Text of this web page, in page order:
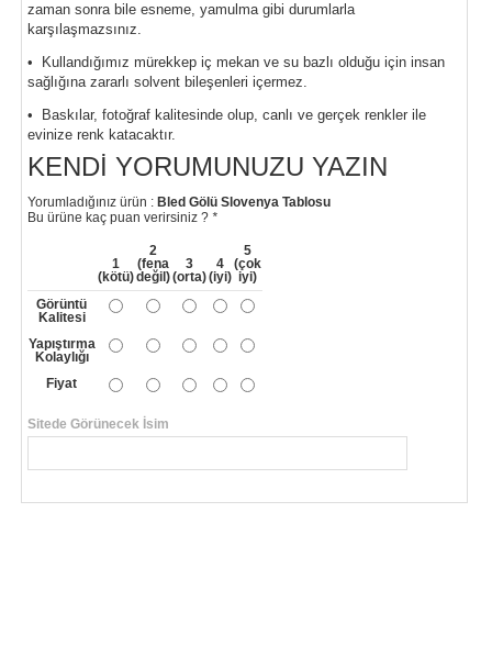
zaman sonra bile esneme, yamulma gibi durumlarla
karşılaşmazsınız.
• Kullandığımız mürekkep iç mekan ve su bazlı olduğu için insan
sağlığına zararlı solvent bileşenleri içermez.
• Baskılar, fotoğraf kalitesinde olup, canlı ve gerçek renkler ile
evinize renk katacaktır.
KENDI YORUMUNUZU YAZIN
Yorumladığınız ürün : Bled Gölü Slovenya Tablosu
Bu ürüne kaç puan verirsiniz ? *
1
(kötü)
2
(fena
değil)
3
(orta)
4
(iyi)
5
(çok
iyi)
Görüntü
Kalitesi
Yapıştırma
Kolaylığı
Fiyat
Sitede Görünecek İsim